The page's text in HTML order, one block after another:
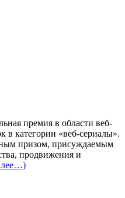
премия в области веб-
в категории «веб-сериалы».
призом, присуждаемым
продвижения и